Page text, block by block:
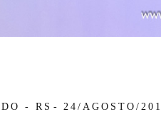
- RS 24/AGOSTO/